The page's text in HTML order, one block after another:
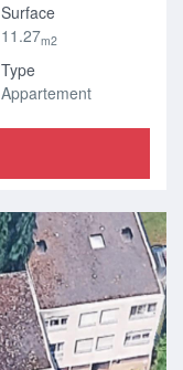
Surface
11.27m2
Type
Appartement